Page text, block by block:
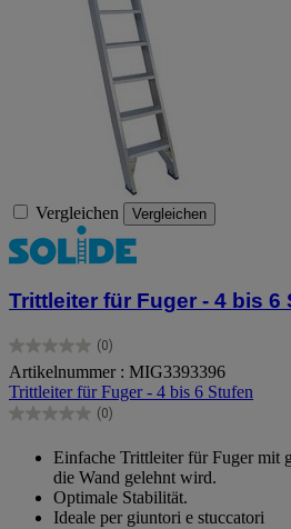
Vergleichen Vergleichen
Trittleiter für Fuger - 4 bis 6
(0)
0.0
von
5
Sternen.
Artikelnummer : MIG3393396
Trittleiter für Fuger - 4 bis 6 Stufen
(0)
0.0
Sternen.
Einfache Trittleiter für Fuger mit
die Wand gelehnt wird.
Optimale Stabilität.
Ideale per giuntori e stuccatori